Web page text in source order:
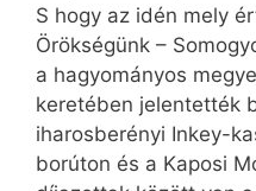
S hogy az idén mely
Örökségünk –
a hagyományos
keretében jelentették
iharosberényi Inkey-
borúton és a Kaposi